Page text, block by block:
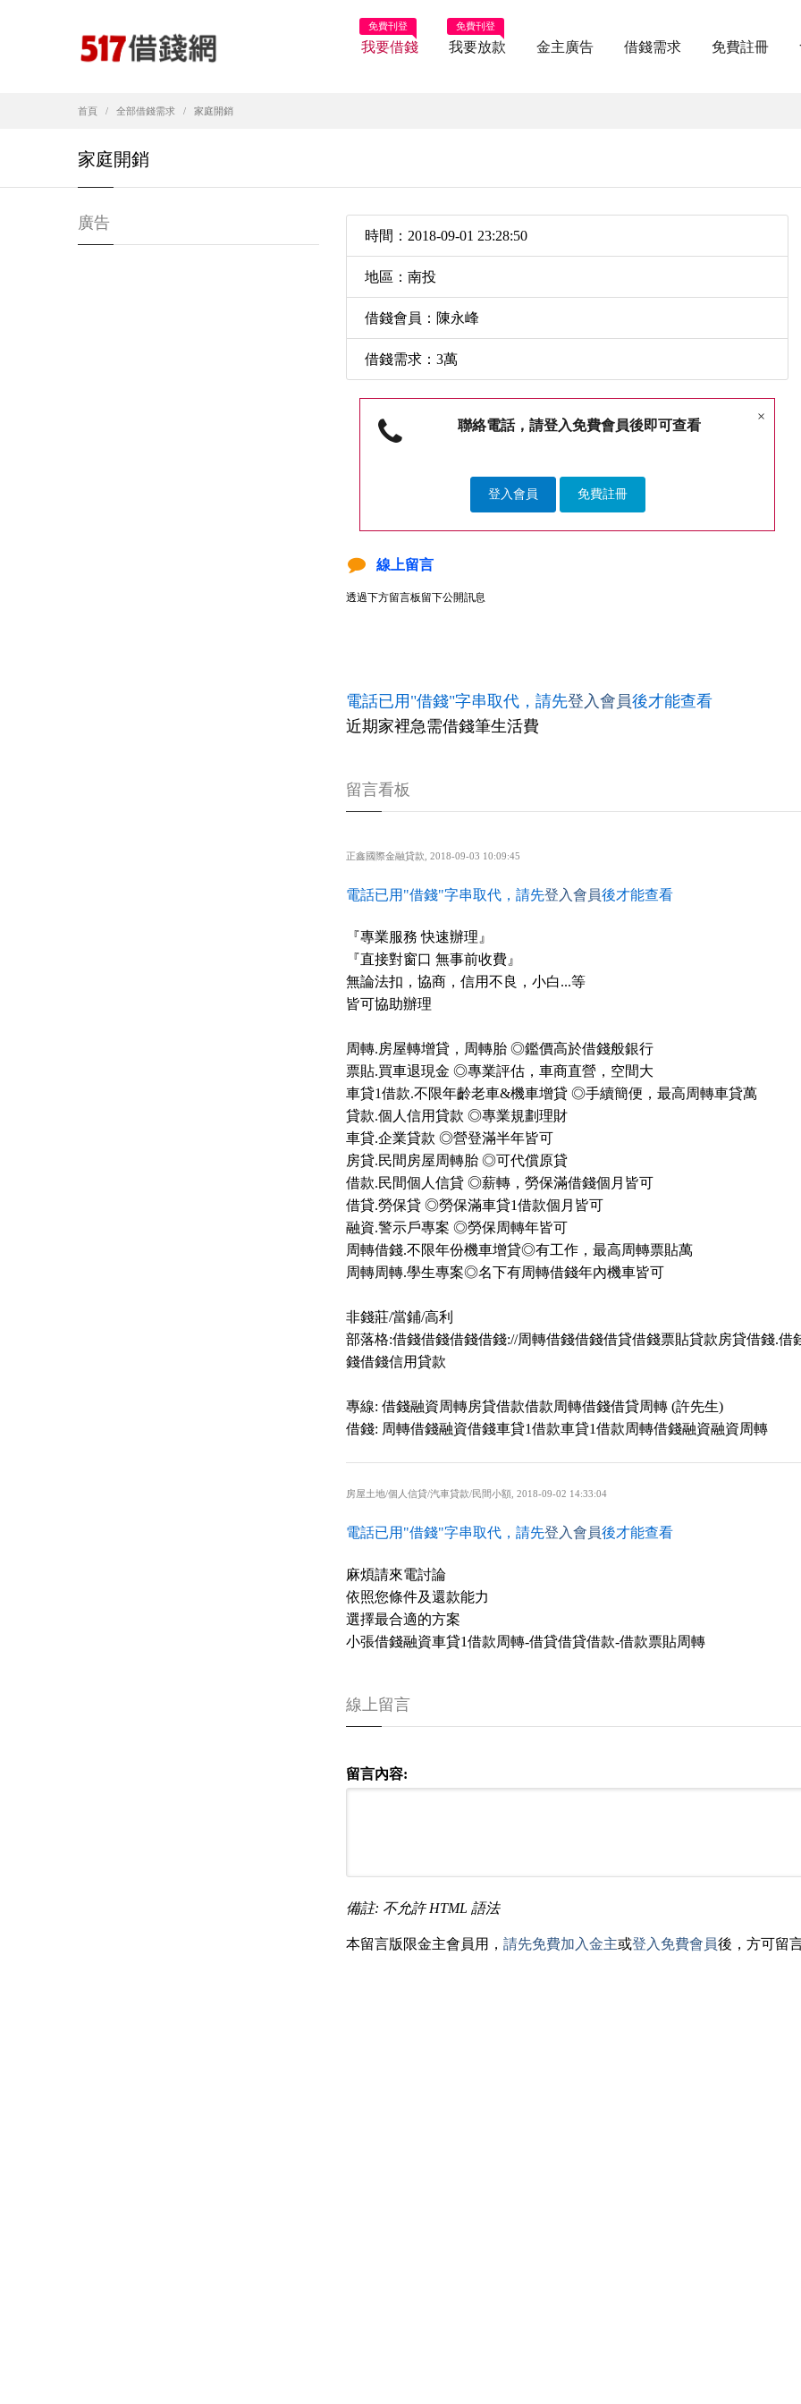
我要借錢
免費刊登
我要放款
免費刊登
金主廣告 借錢需求 免費註冊
首頁 全部借錢需求 家庭開銷
家庭開銷
時間：2018-09-01 23:28:50
地區：南投
借錢會員：陳永峰
借錢需求：3萬
×
聯絡電話，請登入免費會員後即可查看
登入會員 免費註冊
線上留言
透過下方留言板留下公開訊息
電話已用"借錢"字串取代，請先登入會員後才能查看
近期家裡急需借錢筆生活費
留言看板
正鑫國際金融貸款 2018-09-03 10:09:45
電話已用"借錢"字串取代，請先登入會員後才能查看
『專業服務 快速辦理』
『直接對窗口 無事前收費』
無論法扣，協商，信用不良，小白...等
皆可協助辦理
周轉.房屋轉增貸，周轉胎 ◎鑑價高於借錢般銀行
票貼.買車退現金 ◎專業評估，車商直營，空間大
車貸1借款.不限年齡老車&機車增貸 ◎手續簡便，最高周轉車貸萬
貸款.個人信用貸款 ◎專業規劃理財
車貸.企業貸款 ◎營登滿半年皆可
房貸.民間房屋周轉胎 ◎可代償原貸
借款.民間個人信貸 ◎薪轉，勞保滿借錢個月皆可
借貸.勞保貸 ◎勞保滿車貸1借款個月皆可
融資.警示戶專案 ◎勞保周轉年皆可
周轉借錢.不限年份機車增貸◎有工作，最高周轉票貼萬
周轉周轉.學生專案◎名下有周轉借錢年內機車皆可
非錢莊/當鋪/高利
部落格:借錢借錢借錢借錢://周轉借錢借錢借貸借錢票貼貸款房貸借錢.
錢借錢信用貸款
專線: 借錢融資周轉房貸借款借款周轉借錢借貸周轉 (許先生)
借錢: 周轉借錢融資借錢車貸1借款車貸1借款周轉借錢融資融資周轉
房屋土地/個人信貸/汽車貸款/民間小額 2018-09-02 14:33:04
電話已用"借錢"字串取代，請先登入會員後才能查看
麻煩請來電討論
依照您條件及還款能力
選擇最合適的方案
小張借錢融資車貸1借款周轉-借貸借貸借款-借款票貼周轉
線上留言
留言內容:
備註: 不允許 HTML 語法
本留言版限金主會員用， 請先免費加入金主或登入免費會員後，方可留
廣告